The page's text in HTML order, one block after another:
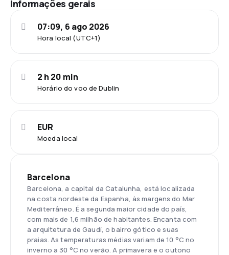
Informações gerais
Hora local (UTC+1)
07:09, 6 ago 2026
Horário do voo de Dublin
2 h 20 min
Moeda local
EUR
Barcelona
Barcelona, a capital da Catalunha, está localizada
na costa nordeste da Espanha, às margens do Mar
Mediterrâneo. É a segunda maior cidade do país,
com mais de 1,6 milhão de habitantes. Encanta com
a arquitetura de Gaudí, o bairro gótico e suas
praias. As temperaturas médias variam de 10 °C no
inverno a 30 °C no verão. A primavera e o outono